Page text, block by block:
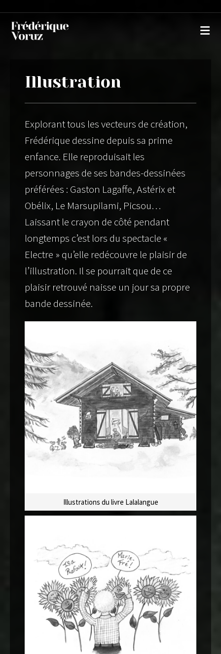
Illustration
Explorant tous les vecteurs de création,
Frédérique dessine depuis sa prime
enfance. Elle reproduisait les
personnages de ses bandes-dessinées
préférées : Gaston Lagaffe, Astérix et
Obélix, Le Marsupilami, Picsou…
Laissant le crayon de côté pendant
longtemps c’est lors du spectacle «
Electre » qu’elle redécouvre le plaisir de
l’illustration. Il se pourrait que de ce
plaisir retrouvé naisse un jour sa propre
bande dessinée.
Illustrations du livre Lalalangue